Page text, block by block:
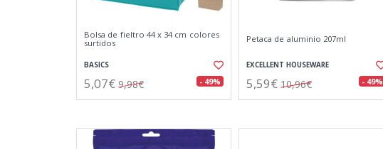
Bolsa de fieltro 44 x 34 cm colores
surtidos
BASICS
5,07€ 9,98€ - 49%
Petaca de aluminio 207ml
EXCELLENT HOUSEWARE
5,59€ 10,96€ - 49%